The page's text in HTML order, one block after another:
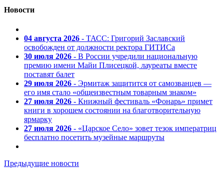
Новости
04 августа 2026 - ТАСС: Григорий Заславский
освобожден от должности ректора ГИТИСа
30 июля 2026 - В России учредили национальную
премию имени Майи Плисецкой, лауреаты вместе
поставят балет
29 июля 2026 - Эрмитаж защитится от самозванцев —
его имя стало «общеизвестным товарным знаком»
27 июля 2026 - Книжный фестиваль «Фонарь» примет
книги в хорошем состоянии на благотворительную
ярмарку
27 июля 2026 - «Царское Село» зовет тезок императриц
бесплатно посетить музейные маршруты
Предыдущие новости